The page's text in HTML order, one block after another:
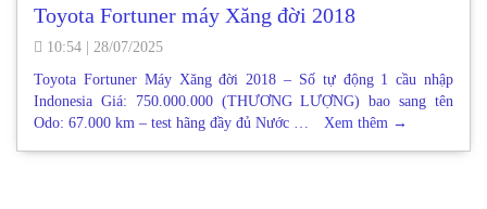
Toyota Fortuner máy Xăng đời 2018
10:54
28/07/2025
Toyota Fortuner Máy Xăng đời 2018 – Số tự động 1 cầu nhập
Indonesia Giá: 750.000.000 (THƯƠNG LƯỢNG) bao sang tên
Odo: 67.000 km – test hãng đầy đủ Nước …
Xem thêm →